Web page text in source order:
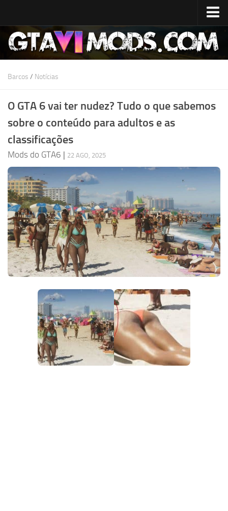
Início
Data de lançamento
Especificações do sistema
Mapa do GTA 6
Localizações
Lúcia
Jason
Notícias
GTA 6 Wiki
PT
EN
DE
FR
IT
PL
TR
RU
Barcos / Notícias
O GTA 6 vai ter nudez? Tudo o que sabemos
sobre o conteúdo para adultos e as
classificações
Mods do GTA6 | 22 AGO, 2025